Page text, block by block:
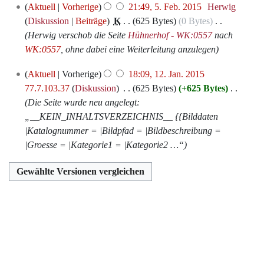
z
u
s
a
m
n
f
a
s
u
n
g
s
z
s
a
m
m
e
n
f
a
i
t
u
n
s
z
u
s
a
m
m
e
b
e
i
u
n
g
z
u
a
e
a
r
b
u
n
g
s
u
n
e
B
e
r
b
e
i
t
u
n
g
K
e
i
n
B
e
a
r
b
e
i
t
Aktuell Vorherige 21:49, 5. Feb. 2015‎ Herwig
Diskussion
Beiträge K 625 Bytes 0 Bytes ‎
Herwig verschob die Seite Hühnerhof - WK:0557nach
WK:0557, ohne dabei eine Weiterleitung anzulegen
12.
Januar
2015
Aktuell Vorherige
18:09, 12. Jan. 2015
77.7.103.37 Diskussion 625 Bytes +625 Bytes ‎
Die Seite wurde neu angelegt:
„__KEIN_INHALTSVERZEICHNIS__ {{Bilddaten
|Katalognummer = |Bildpfad = |Bildbeschreibung =
|Groesse = |Kategorie1 = |Kategorie2 …“